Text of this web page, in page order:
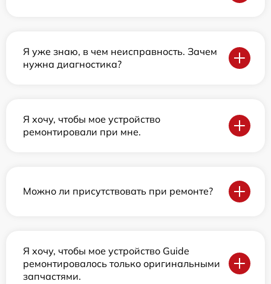
Я уже знаю, в чем неисправность. Зачем
нужна диагностика?
Я хочу, чтобы мое устройство
ремонтировали при мне.
Можно ли присутствовать при ремонте?
Я хочу, чтобы мое устройство Guide
ремонтировалось только оригинальными
запчастями.